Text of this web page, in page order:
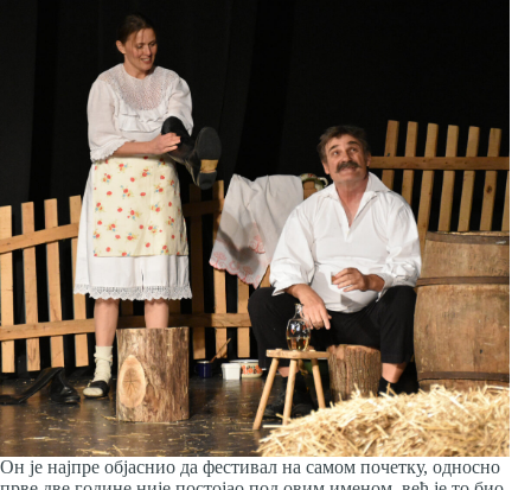
Он је најпре објаснио да фестивал на самом почетку, односно